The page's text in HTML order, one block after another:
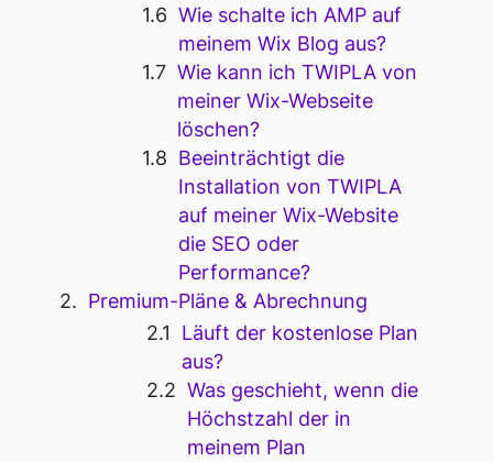
Wie schalte ich AMP auf
meinem Wix Blog aus?
Wie kann ich TWIPLA von
meiner Wix-Webseite
löschen?
Beeinträchtigt die
Installation von TWIPLA
auf meiner Wix-Website
die SEO oder
Performance?
Premium-Pläne & Abrechnung
Läuft der kostenlose Plan
aus?
Was geschieht, wenn die
Höchstzahl der in
meinem Plan